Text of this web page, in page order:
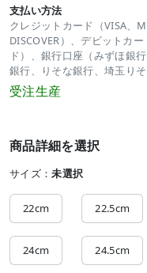
支払い方法
クレジットカード（VISA、
DISCOVER）、デビットカ
ド）、銀行口座（みずほ銀
銀行、りそな銀行、埼玉りそ
受注生産
商品詳細を選択
サイズ：未選択
22cm 22.5cm
24cm 24.5cm